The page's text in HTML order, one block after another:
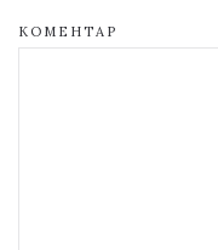
КОМЕНТАР